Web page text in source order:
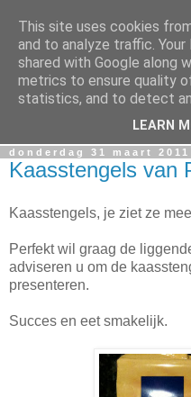
Serveertip.nl
Welkom in de wondere
Hier worden serveertips
donderdag 31 maart 2011
Kaasstengels van
Kaasstengels, je ziet ze
Perfekt wil graag de
adviseren u om de
presenteren.
Succes en eet smakelijk.
This site uses cookies
and to analyze traffic.
shared with Google along
metrics to ensure quality
statistics, and to detect
LEARN